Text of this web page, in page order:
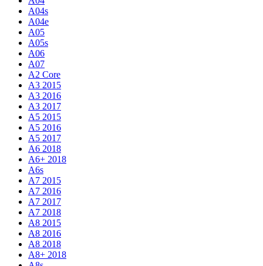
A04s
A04e
A05
A05s
A06
A07
A2 Core
A3 2015
A3 2016
A3 2017
A5 2015
A5 2016
A5 2017
A6 2018
A6+ 2018
A6s
A7 2015
A7 2016
A7 2017
A7 2018
A8 2015
A8 2016
A8 2018
A8+ 2018